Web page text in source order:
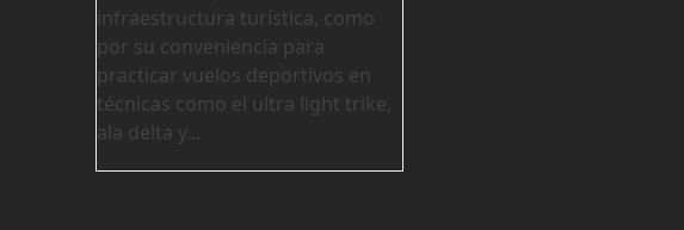
infraestructura turística, como
por su conveniencia para
practicar vuelos deportivos en
técnicas como el ultra light trike,
ala delta y…